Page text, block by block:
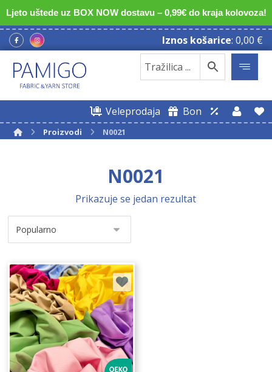
Ljeto uštede uz BOX NOW dostavu – 0,99€ do kraja kolovoza!
Iznos košarice: 0,00 €
Veleprodaja Bon
Proizvodi N0021
N0021
Prikazuje se jedan rezultat